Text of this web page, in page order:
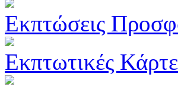
Εκπτώσεις
Εκπτωτικές